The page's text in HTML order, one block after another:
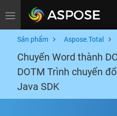
Toggle navigation
Sản phẩm Aspose.Total
Chuyển Word thành
DOTM Trình chuyển
Java SDK